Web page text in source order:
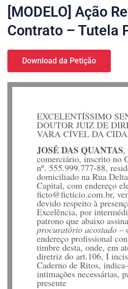
[MODELO] Ação
Contrato – Tutela
Download da Petição
EXCELENTÍSSIMO
DOUTOR JUIZ DE
VARA CÍVEL DA
JOSÉ DAS QUANTAS,
comerciário, inscrito no
nº. 555.999.777-88,
domiciliado na Rua
Capital, com endereço
ficto@ficticio.com.br,
devido respeito à
Excelência, por
patrono que abaixo
procuratório acostado –
endereço profissional
timbre desta, onde, em
diretriz do art.106, I
Caderno de Ritos,
intimações necessárias,
presente